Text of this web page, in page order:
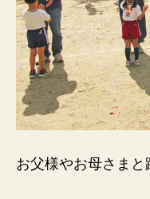
お父様やお母さまと